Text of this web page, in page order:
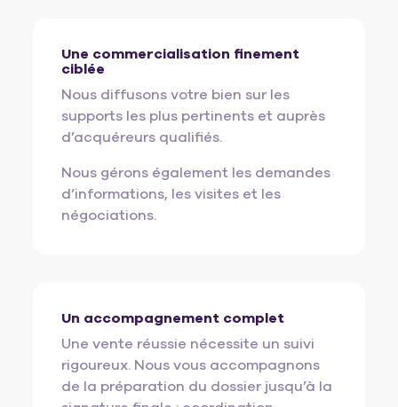
Une commercialisation finement
ciblée
Nous diffusons votre bien sur les
supports les plus pertinents et auprès
d’acquéreurs qualifiés.
Nous gérons également les demandes
d’informations, les visites et les
négociations.
Un accompagnement complet
Une vente réussie nécessite un suivi
rigoureux. Nous vous accompagnons
de la préparation du dossier jusqu’à la